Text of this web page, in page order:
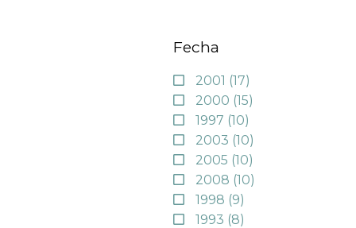
Fecha
2001 (17)
2000 (15)
1997 (10)
2003 (10)
2005 (10)
2008 (10)
1998 (9)
1993 (8)